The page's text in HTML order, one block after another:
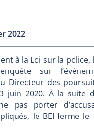
2022
à la Loi sur la police,
sur
Directeur des
juin 2020. À la suite
pas porter
le BEI ferme le